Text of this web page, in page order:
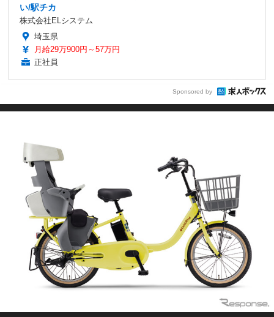
い/駅チカ
株式会社ELシステム
埼玉県
月給29万900円～57万円
正社員
Sponsored by